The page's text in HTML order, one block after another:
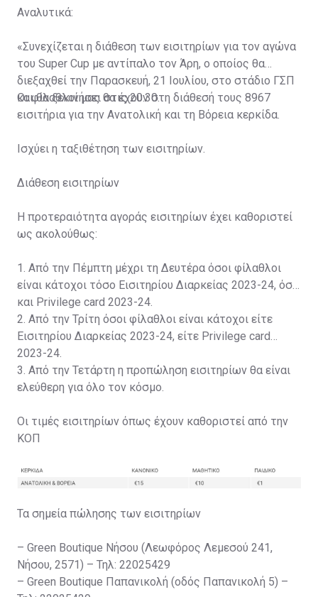
Αναλυτικά:
«Συνεχίζεται η διάθεση των εισιτηρίων για τον αγώνα
του Super Cup με αντίπαλο τον Άρη, ο οποίος θα
διεξαχθεί την Παρασκευή, 21 Ιουλίου, στο στάδιο ΓΣΠ
και θα ξεκινήσει στις 20:30.
Οι φίλαθλοί μας θα έχουν στη διάθεσή τους 8967
εισιτήρια για την Ανατολική και τη Βόρεια κερκίδα.
Ισχύει η ταξιθέτηση των εισιτηρίων.
Διάθεση εισιτηρίων
Η προτεραιότητα αγοράς εισιτηρίων έχει καθοριστεί
ως ακολούθως:
1. Από την Πέμπτη μέχρι τη Δευτέρα όσοι φίλαθλοι
είναι κάτοχοι τόσο Εισιτηρίου Διαρκείας 2023-24, όσο
και Privilege card 2023-24.
2. Από την Τρίτη όσοι φίλαθλοι είναι κάτοχοι είτε
Εισιτηρίου Διαρκείας 2023-24, είτε Privilege card
2023-24.
3. Από την Τετάρτη η προπώληση εισιτηρίων θα είναι
ελεύθερη για όλο τον κόσμο.
Οι τιμές εισιτηρίων όπως έχουν καθοριστεί από την
ΚΟΠ
Τα σημεία πώλησης των εισιτηρίων
– Green Boutique Νήσου (Λεωφόρος Λεμεσού 241,
Νήσου, 2571) – Τηλ: 22025429
– Green Boutique Παπανικολή (οδός Παπανικολή 5) –